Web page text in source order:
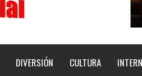
DIVERSIÓN CULTURA